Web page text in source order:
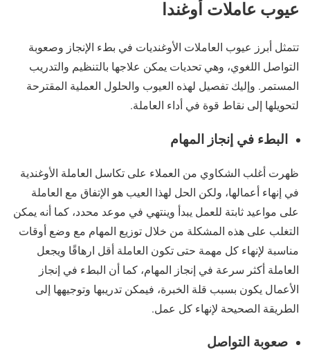
عيوب عاملات أوغندا
تتمثل أبرز عيوب العاملات الأوغنديات في بطء الإنجاز وصعوبة
التواصل اللغوي، وهي تحديات يمكن علاجها بالتنظيم والتدريب
المستمر. وإليك تفصيل لهذه العيوب والحلول العملية المقترحة
لتحويلها إلى نقاط قوة في أداء العاملة.
البطء في إنجاز المهام
ظهرت أغلب الشكاوي من العملاء على تكاسل العاملة الأوغندية
في إنهاء أعمالها، ولكن الحل لهذا العيب هو الإتفاق مع العاملة
على مواعيد ثابتة للعمل يبدأ وينتهي في موعد محدد، كما أنه يمكن
التغلب على هذه المشكلة من خلال توزيع المهام مع وضع أوقات
مناسبة لإنهاء كل مهمة حتى تكون العاملة أقل ارهاقًا ويجعل
العاملة أكثر سرعة في إنجاز المهام، كما أن البطء في إنجاز
الأعمال يكون بسبب قلة الخبرة، فيمكن تدريبها وتوجيهها إلى
الطريقة الصحيحة لإنهاء كل عمل.
صعوبة التواصل